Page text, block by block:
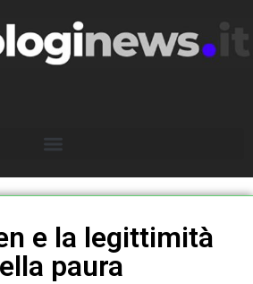
e la legittimità
paura